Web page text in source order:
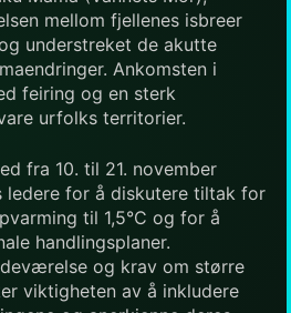
mellom fjellenes isbreer
understreket de akutte
Ankomsten i
feiring og en sterk
urfolks territorier.
fra 10. til 21. november
ledere for å diskutere tiltak for
til 1,5°C og for å
handlingsplaner.
og krav om større
viktigheten av å inkludere